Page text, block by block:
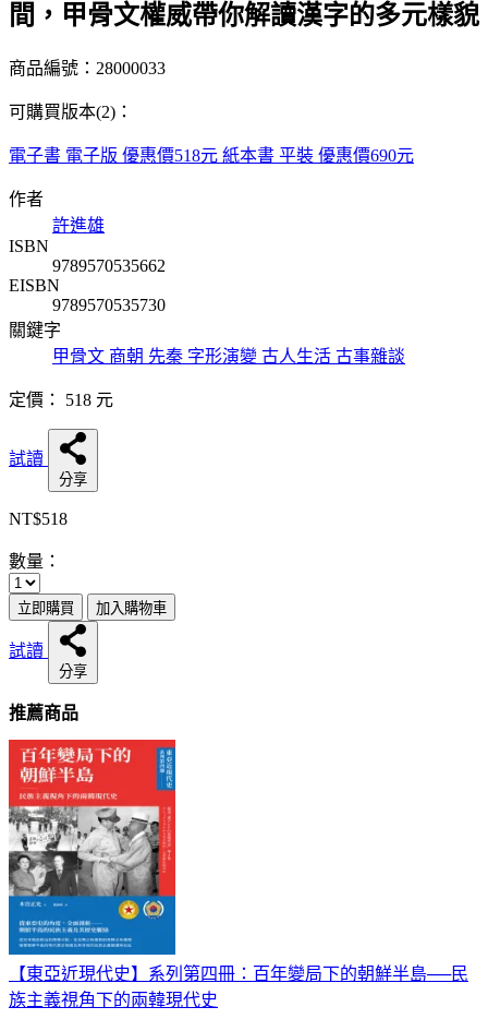
間，甲骨文權威帶你解讀漢字的多元樣貌
商品編號：28000033
可購買版本(2)：
電子書 電子版 優惠價518元 紙本書 平裝 優惠價690元
作者
許進雄
ISBN
9789570535662
EISBN
9789570535730
關鍵字
甲骨文 商朝 先秦 字形演變 古人生活 古事雜談
定價： 518 元
試讀
分享
NT$518
數量：
立即購買 加入購物車
試讀
分享
推薦商品
【東亞近現代史】系列第四冊：百年變局下的朝鮮半島──民
族主義視角下的兩韓現代史